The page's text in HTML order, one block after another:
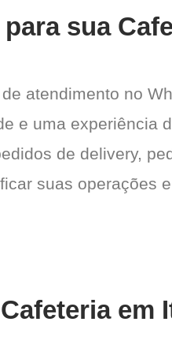
sua
atendimento no
e uma experiência
de delivery,
suas operações
em